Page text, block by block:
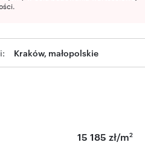
Kraków, małopolskie
15 185 zł/m2